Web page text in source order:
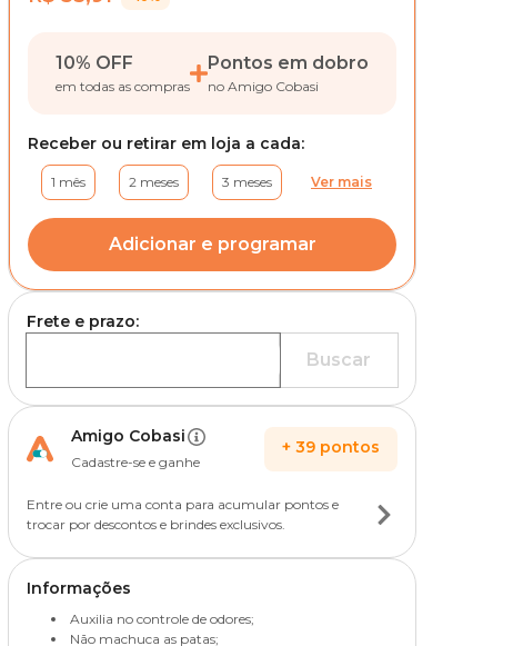
10% OFF
em todas as compras
Pontos em dobro
no Amigo Cobasi
Receber ou retirar em loja a cada:
1 mês 2 meses 3 meses Ver mais
Adicionar e programar
Frete e prazo:
Buscar
Amigo Cobasi
Cadastre-se e ganhe
+ 39 pontos
Entre ou crie uma conta para acumular pontos e
trocar por descontos e brindes exclusivos.
Informações
Auxilia no controle de odores;
Não machuca as patas;